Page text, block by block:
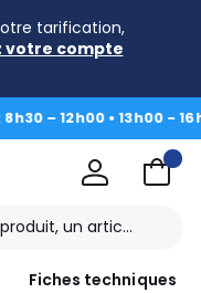
tarification,
votre compte
• 13h00 - 16h30|Du
Fiches techniques